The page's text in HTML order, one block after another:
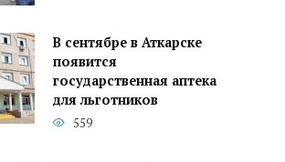
В сентябре в Аткарске
появится
государственная аптека
для льготников
559